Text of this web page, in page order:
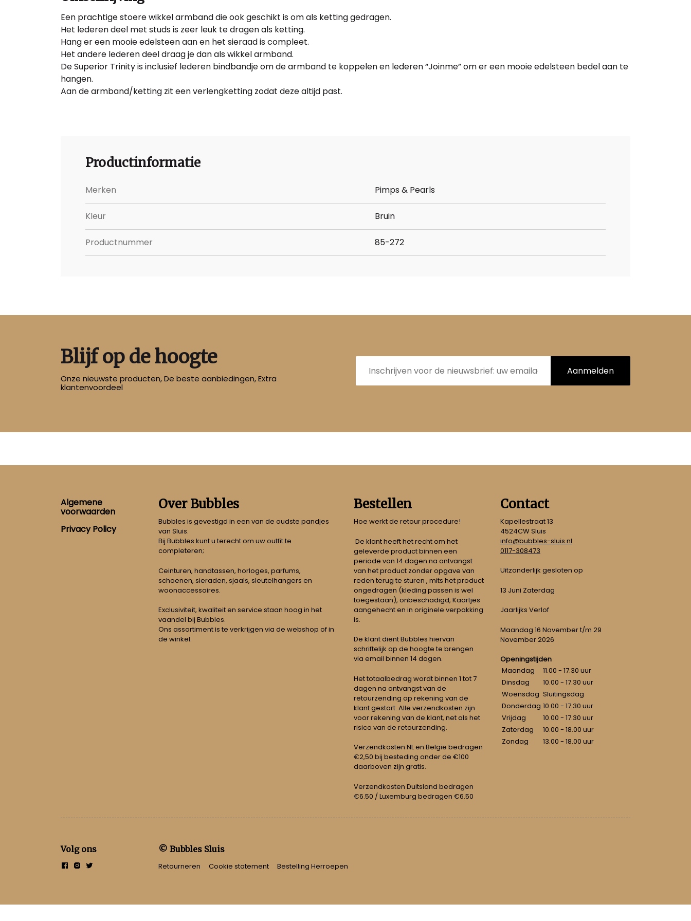
Een prachtige stoere wikkel armband die ook geschikt is om als ketting gedragen.
Het lederen deel met studs is zeer leuk te dragen als ketting.
Hang er een mooie edelsteen aan en het sieraad is compleet.
Het andere lederen deel draag je dan als wikkel armband.
De Superior Trinity is inclusief lederen bindbandje om de armband te koppelen en lederen “Joinme” om er een mooie edelsteen bedel aan te
hangen.
Aan de armband/ketting zit een verlengketting zodat deze altijd past.
Productinformatie
Merken Pimps & Pearls
Kleur Bruin
Productnummer 85-272
Blijf op de hoogte
Onze nieuwste producten, De beste aanbiedingen, Extra
klantenvoordeel
E-
mailadres Aanmelden
Footer
Algemene
voorwaarden
Privacy Policy
Over Bubbles
Bubbles is gevestigd in een van de oudste pandjes
van Sluis.
Bij Bubbles kunt u terecht om uw outfit te
completeren;
Ceinturen, handtassen, horloges, parfums,
schoenen, sieraden, sjaals, sleutelhangers en
woonaccessoires.
Exclusiviteit, kwaliteit en service staan hoog in het
vaandel bij Bubbles.
Ons assortiment is te verkrijgen via de webshop of in
de winkel.
Bestellen
Hoe werkt de retour procedure!
De klant heeft het recht om het
geleverde product binnen een
periode van 14 dagen na ontvangst
van het product zonder opgave van
reden terug te sturen , mits het product
ongedragen (kleding passen is wel
toegestaan), onbeschadigd, Kaartjes
aangehecht en in originele verpakking
is.
De klant dient Bubbles hiervan
schriftelijk op de hoogte te brengen
via email binnen 14 dagen.
Het totaalbedrag wordt binnen 1 tot 7
dagen na ontvangst van de
retourzending op rekening van de
klant gestort. Alle verzendkosten zijn
voor rekening van de klant, net als het
risico van de retourzending.
Verzendkosten NL en Belgie bedragen
€2,50 bij besteding onder de €100
daarboven zijn gratis.
Verzendkosten Duitsland bedragen
€6.50 / Luxemburg bedragen €6.50
Contact
Kapellestraat 13
4524CW Sluis
info@bubbles-sluis.nl
0117-308473
Uitzonderlijk gesloten op
13 Juni Zaterdag
Jaarlijks Verlof
Maandag 16 November t/m 29
November 2026
Openingstijden
Maandag
11.00 - 17.30 uur
Dinsdag
10.00 - 17.30 uur
Woensdag Sluitingsdag
Donderdag 10.00 - 17.30 uur
Vrijdag
10.00 - 17.30 uur
Zaterdag
10.00 - 18.00 uur
Zondag
13.00 - 18.00 uur
Volg ons © Bubbles Sluis
Retourneren Cookie statement Bestelling Herroepen